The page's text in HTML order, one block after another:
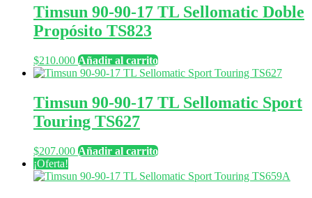
Timsun 90-90-17 TL Sellomatic Doble
Propósito TS823
$210.000 Añadir al carrito
Timsun 90-90-17 TL Sellomatic Sport
Touring TS627
$207.000 Añadir al carrito
¡Oferta!